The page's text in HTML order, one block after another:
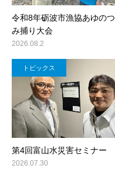
令和8年砺波市漁協あゆの
み捕り大会
2026.08.2
トピックス
第4回富山水災害セミナー
2026.07.30